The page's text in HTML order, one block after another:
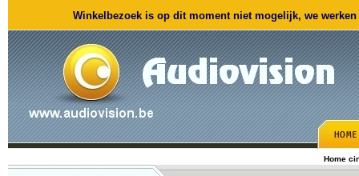
Winkelbezoek is op dit moment niet mogelijk, we
Home